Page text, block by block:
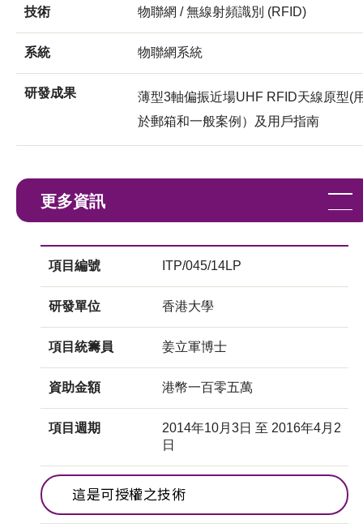
技術 物聯網 / 無線射頻識別 (RFID)
系統 物聯網系統
研發成果
薄型3軸偏振近場UHF RFID天線原型(
於郵箱和一般案例）及用戶指南
更多資訊
項目編號 ITP/045/14LP
研發單位 香港大學
項目統籌員 姜立軍博士
資助金額 港幣一百零五萬
項目週期
2014年10月3日 至 2016年4月2
日
這是可授權之技術